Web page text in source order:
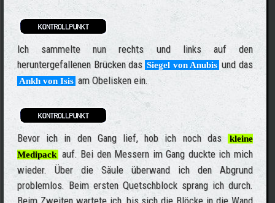
Ich sammelte nun rechts und links auf den
heruntergefallenen Brücken das Siegel von Anubis und das
Ankh von Isis am Obelisken ein.
Bevor ich in den Gang lief, hob ich noch das
kleine
Medipack auf. Bei den Messern im Gang duckte ich mich
wieder. Über die Säule überwand ich den Abgrund
problemlos. Beim ersten Quetschblock sprang ich durch.
Beim Zweiten wartete ich, bis sich die Blöcke in die Wand